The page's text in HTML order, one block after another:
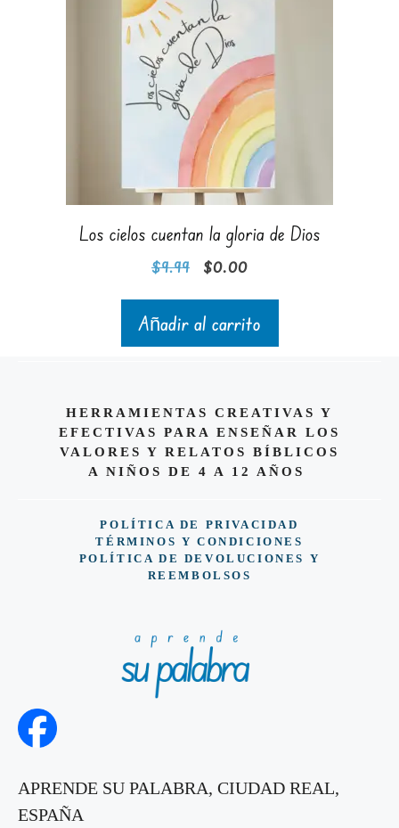
Los cielos cuentan la gloria de Dios
$9.99 $0.00
Añadir al carrito
HERRAMIENTAS CREATIVAS Y
EFECTIVAS PARA ENSEÑAR LOS
VALORES Y RELATOS BÍBLICOS
A NIÑOS DE 4 A 12 AÑOS
POLÍTICA DE PRIVACIDAD
TÉRMINOS Y CONDICIONES
POLÍTICA DE DEVOLUCIONES Y
REEMBOLSOS
APRENDE SU PALABRA, CIUDAD REAL,
ESPAÑA